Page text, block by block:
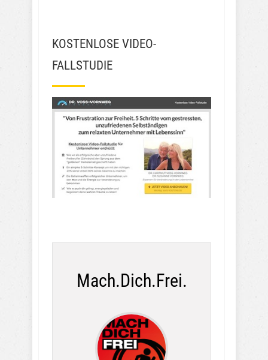
KOSTENLOSE VIDEO-
FALLSTUDIE
Mach.Dich.Frei.